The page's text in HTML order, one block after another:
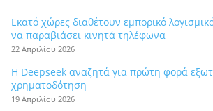
Εκατό χώρες διαθέτουν εμπορικό
να παραβιάσει κινητά τηλέφωνα
22 Απριλίου 2026
Η Deepseek αναζητά για πρώτη φορά
χρηματοδότηση
19 Απριλίου 2026